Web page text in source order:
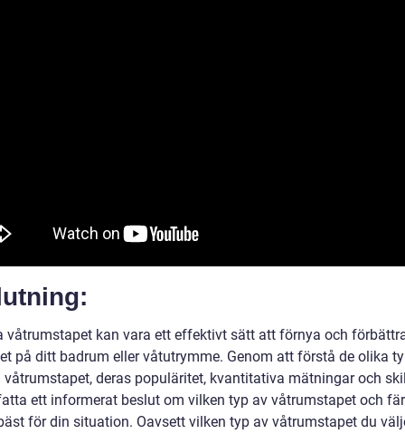
våtrumstapet kan vara ett effektivt sätt att förnya och
på ditt badrum eller våtutrymme. Genom att förstå de olika
våtrumstapet, deras populäritet, kvantitativa mätningar och
ett informerat beslut om vilken typ av våtrumstapet och
för din situation. Oavsett vilken typ av våtrumstapet du